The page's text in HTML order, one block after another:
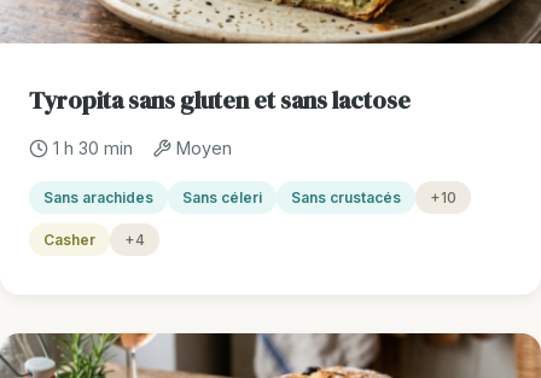
Tyropita sans gluten et sans lactose
1 h 30 min Moyen
Sans arachides Sans céleri Sans crustacés +10
Casher +4